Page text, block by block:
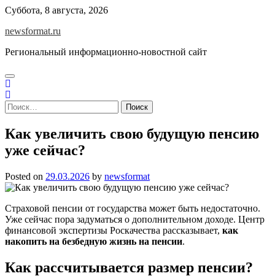
Skip
content
Суббота, 8 августа, 2026
newsformat.ru
Региональный информационно-новостной сайт
Найти:
Как увеличить свою будущую пенсию
уже сейчас?
Posted on 29.03.2026 by newsformat
Страховой пенсии от государства может быть недостаточно.
Уже сейчас пора задуматься о дополнительном доходе. Центр
финансовой экспертизы Роскачества рассказывает, как
накопить на безбедную жизнь на пенсии.
Как рассчитывается размер пенсии?